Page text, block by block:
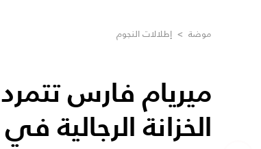
موضة > إطلالات النجوم
ميريام فارس
الخزانة الرجالية